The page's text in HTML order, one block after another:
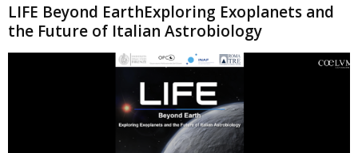
LIFE Beyond EarthExploring Exoplanets and
the Future of Italian Astrobiology